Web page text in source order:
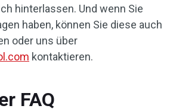
hinterlassen. Und wenn Sie
haben, können Sie diese auch
oder uns über
kontaktieren.
FAQ